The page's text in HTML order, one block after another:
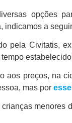
opções
indicamos a seguir
pela Civitatis,
tempo
aos preços, na
mas por
crianças menores